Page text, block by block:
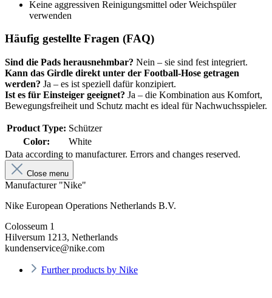
Keine aggressiven Reinigungsmittel oder Weichspüler
verwenden
Häufig gestellte Fragen (FAQ)
Sind die Pads herausnehmbar? Nein – sie sind fest integriert.
Kann das Girdle direkt unter der Football-Hose getragen
werden? Ja – es ist speziell dafür konzipiert.
Ist es für Einsteiger geeignet? Ja – die Kombination aus Komfort,
Bewegungsfreiheit und Schutz macht es ideal für Nachwuchsspieler.
Product Type: Schützer
Color:
White
Data according to manufacturer. Errors and changes reserved.
Close menu
Manufacturer "Nike"
Nike European Operations Netherlands B.V.
Colosseum 1
Hilversum 1213, Netherlands
kundenservice@nike.com
Further products by Nike